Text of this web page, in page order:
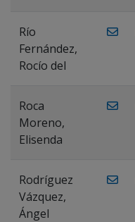
Río
Fernández,
Rocío del
Roca
Moreno,
Elisenda
Rodríguez
Vázquez,
Ángel